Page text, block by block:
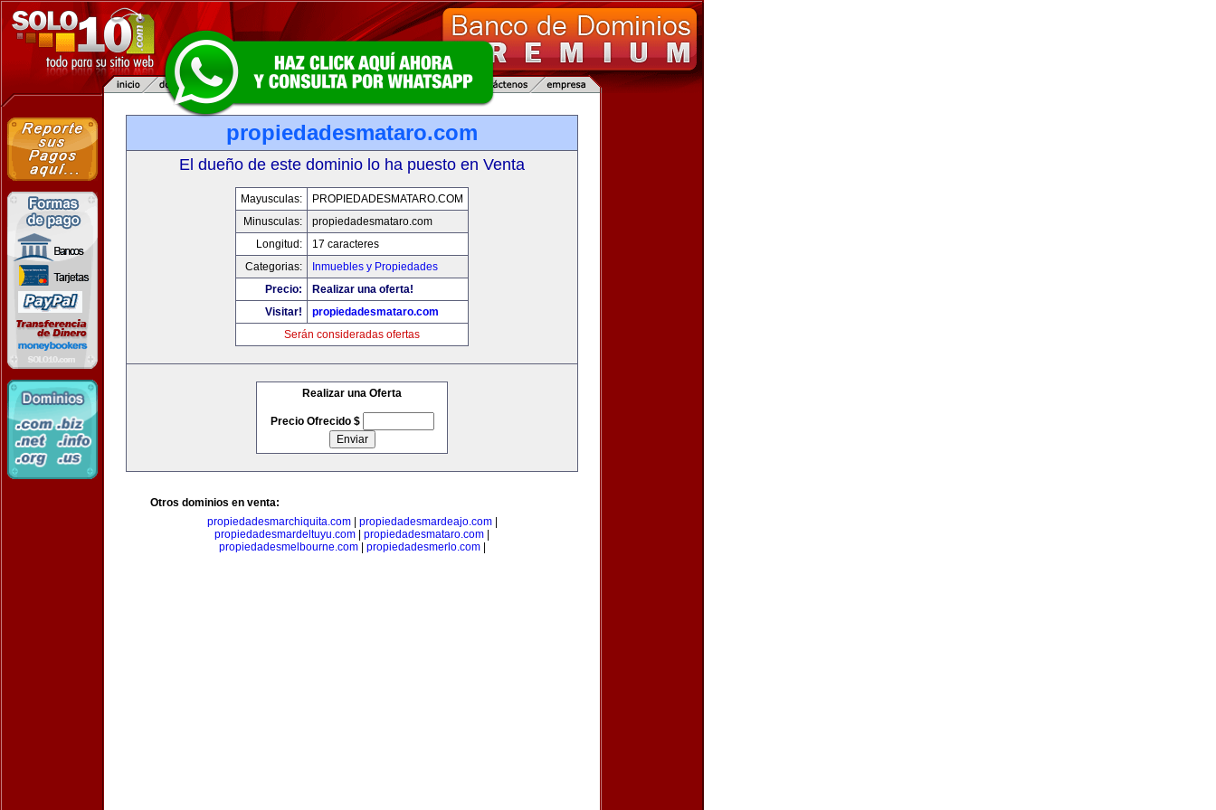
propiedadesmataro.com
El dueño de este dominio lo ha puesto en Venta
Mayusculas:
PROPIEDADESMATARO.COM
Minusculas:
propiedadesmataro.com
Longitud:
17 caracteres
Categorias:
Inmuebles y Propiedades
Precio:
Realizar una oferta!
Visitar!
propiedadesmataro.com
Serán consideradas ofertas
Realizar una Oferta
Precio Ofrecido $
Otros dominios en venta:
propiedadesmarchiquita.com| propiedadesmardeajo.com|
propiedadesmardeltuyu.com
propiedadesmataro.com
propiedadesmelbourne.com| propiedadesmerlo.com|